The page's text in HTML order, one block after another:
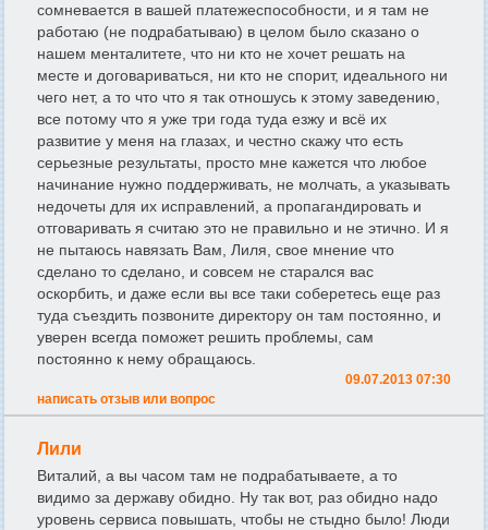
сомневается в вашей платежеспособности, и я там не
работаю (не подрабатываю) в целом было сказано о
нашем менталитете, что ни кто не хочет решать на
месте и договариваться, ни кто не спорит, идеального ни
чего нет, а то что что я так отношусь к этому заведению,
все потому что я уже три года туда езжу и всё их
развитие у меня на глазах, и честно скажу что есть
серьезные результаты, просто мне кажется что любое
начинание нужно поддерживать, не молчать, а указывать
недочеты для их исправлений, а пропагандировать и
отговаривать я считаю это не правильно и не этично. И я
не пытаюсь навязать Вам, Лиля, свое мнение что
сделано то сделано, и совсем не старался вас
оскорбить, и даже если вы все таки соберетесь еще раз
туда съездить позвоните директору он там постоянно, и
уверен всегда поможет решить проблемы, сам
постоянно к нему обращаюсь.
09.07.2013 07:30
написать отзыв или вопрос
Лили
Виталий, а вы часом там не подрабатываете, а то
видимо за державу обидно. Ну так вот, раз обидно надо
уровень сервиса повышать, чтобы не стыдно было! Люди